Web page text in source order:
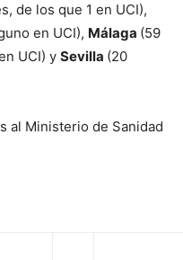
de los que 1 en UCI),
en UCI), Málaga (59
UCI) y Sevilla (20
al Ministerio de Sanidad